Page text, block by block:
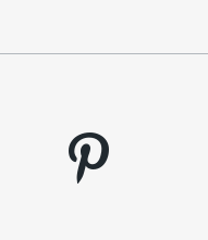
pinterest